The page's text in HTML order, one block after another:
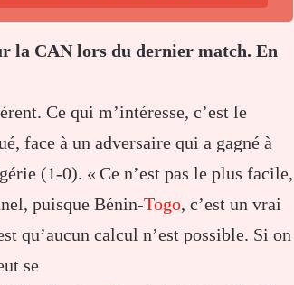
la CAN lors du dernier match. En
Ce qui m’intéresse, c’est le
face à un adversaire qui a gagné à
(1-0). « Ce n’est pas le plus facile,
puisque Bénin-Togo, c’est un vrai
qu’aucun calcul n’est possible. Si on
se